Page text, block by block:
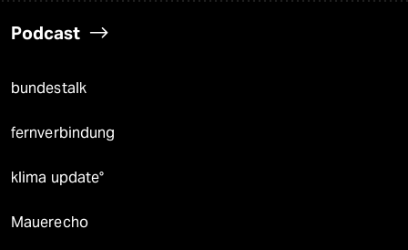
Podcast
bundestalk
fernverbindung
klima update°
Mauerecho